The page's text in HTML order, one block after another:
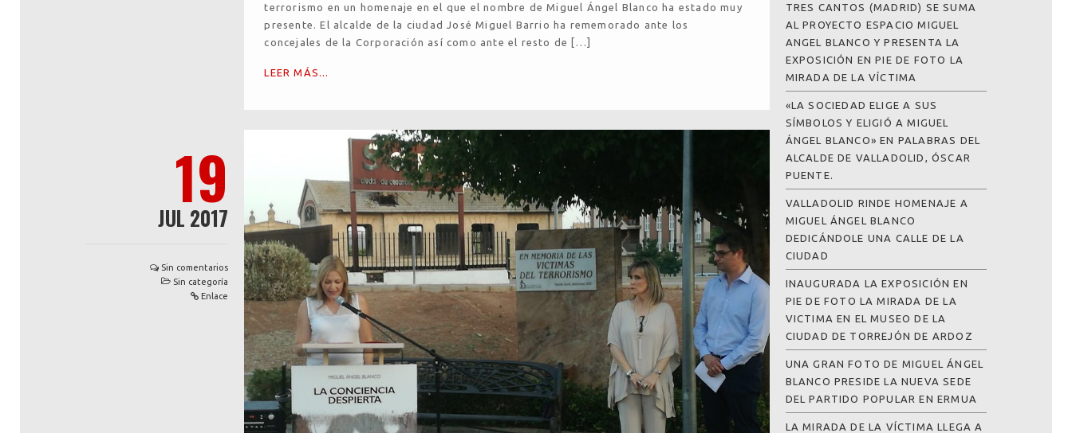
terrorismo en un homenaje en el que el nombre de Miguel Ángel Blanco ha estado muy
presente. El alcalde de la ciudad José Miguel Barrio ha rememorado ante los
concejales de la Corporación así como ante el resto de […]
LEER MÁS...
19
JUL 2017
Sin comentarios
Sin categoría
Enlace
TRES CANTOS (MADRID) SE SUMA
AL PROYECTO ESPACIO MIGUEL
ANGEL BLANCO Y PRESENTA LA
EXPOSICIÓN EN PIE DE FOTO LA
MIRADA DE LA VÍCTIMA
«LA SOCIEDAD ELIGE A SUS
SÍMBOLOS Y ELIGIÓ A MIGUEL
ÁNGEL BLANCO» EN PALABRAS DEL
ALCALDE DE VALLADOLID, ÓSCAR
PUENTE.
VALLADOLID RINDE HOMENAJE A
MIGUEL ÁNGEL BLANCO
DEDICÁNDOLE UNA CALLE DE LA
CIUDAD
INAUGURADA LA EXPOSICIÓN EN
PIE DE FOTO LA MIRADA DE LA
VICTIMA EN EL MUSEO DE LA
CIUDAD DE TORREJÓN DE ARDOZ
UNA GRAN FOTO DE MIGUEL ÁNGEL
BLANCO PRESIDE LA NUEVA SEDE
DEL PARTIDO POPULAR EN ERMUA
LA MIRADA DE LA VÍCTIMA LLEGA A